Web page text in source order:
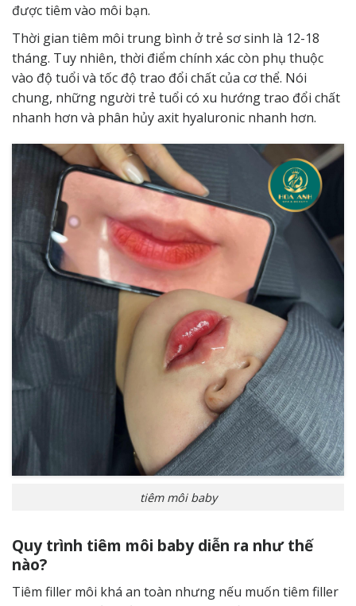
được tiêm vào môi bạn.
Thời gian tiêm môi trung bình ở trẻ sơ sinh là 12-18
tháng. Tuy nhiên, thời điểm chính xác còn phụ thuộc
vào độ tuổi và tốc độ trao đổi chất của cơ thể. Nói
chung, những người trẻ tuổi có xu hướng trao đổi chất
nhanh hơn và phân hủy axit hyaluronic nhanh hơn.
tiêm môi baby
Quy trình tiêm môi baby diễn ra như thế
nào?
Tiêm filler môi khá an toàn nhưng nếu muốn tiêm filler